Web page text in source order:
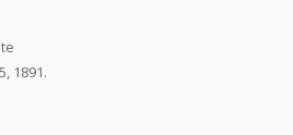
1891.